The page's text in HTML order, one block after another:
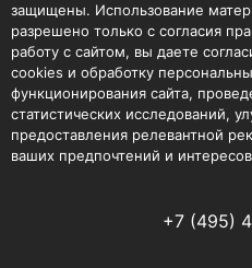
защищены. Использование
разрешено только с согласия
работу с сайтом, вы даете
cookies и обработку
функционирования сайта,
статистических исследований,
предоставления релевантной
ваших предпочтений и
+7 (495)